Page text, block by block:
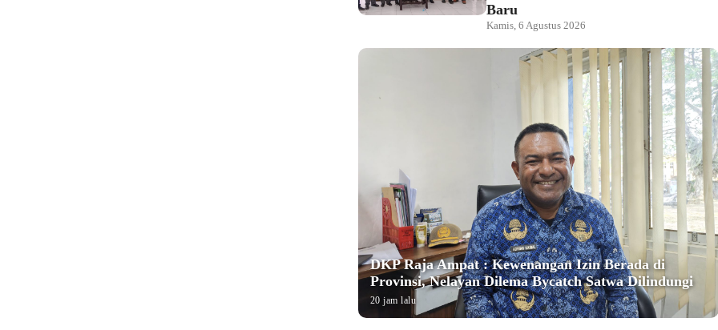
Baru
Kamis, 6 Agustus 2026
DKP Raja Ampat : Kewenangan Izin Berada di
Provinsi, Nelayan Dilema Bycatch Satwa Dilindungi
20 jam lalu